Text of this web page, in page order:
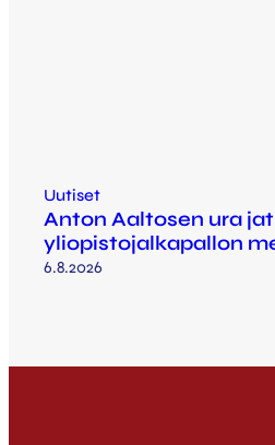
Uutiset
Anton Aaltosen ura
yliopistojalkapallon
6.8.2026